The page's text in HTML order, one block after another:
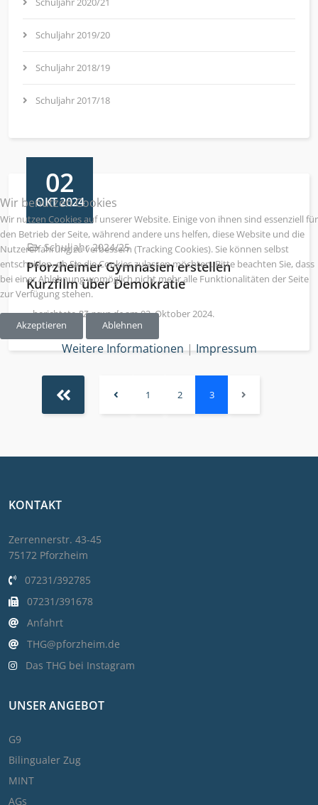
Schuljahr 2019/20
Schuljahr 2018/19
Schuljahr 2017/18
02
OKT 2024
Schuljahr 2024/25
Pforzheimer Gymnasien erstellen
Kurzfilm über Demokratie
...berichtetePZ-news.deam 02. Oktober 2024.
1 2 3
KONTAKT
Zerrennerstr. 43-45
75172 Pforzheim
07231/392785
07231/391678
Anfahrt
THG@pforzheim.de
Das THG bei Instagram
UNSER ANGEBOT
G9
Bilingualer Zug
MINT
AGs
Wir benutzen Cookies
Wir nutzen Cookies auf unserer Website. Einige von ihnen sind essenziell für
den Betrieb der Seite, während andere uns helfen, diese Website und die
Nutzererfahrung zu verbessern (Tracking Cookies). Sie können selbst
entscheiden, ob Sie die Cookies zulassen möchten. Bitte beachten Sie, dass
bei einer Ablehnung womöglich nicht mehr alle Funktionalitäten der Seite
zur Verfügung stehen.
Akzeptieren Ablehnen
Weitere Informationen|Impressum